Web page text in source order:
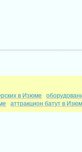
в Изюме
аттракцион батут в